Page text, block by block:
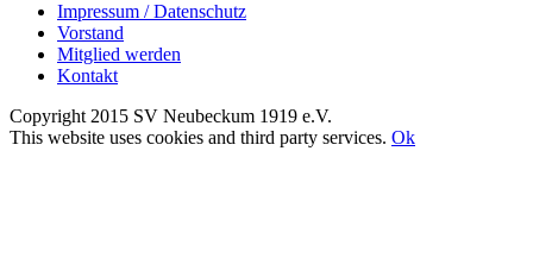
Impressum / Datenschutz
Vorstand
Mitglied werden
Kontakt
Copyright 2015 SV Neubeckum 1919 e.V.
Facebook
E-
Toggle
This website uses cookies and third party services. Ok